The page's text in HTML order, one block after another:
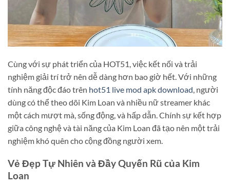
Cùng với sự phát triển của HOT51, việc kết nối và trải
nghiệm giải trí trở nên dễ dàng hơn bao giờ hết. Với những
tính năng độc đáo trên hot51 live mod apk download , người
dùng có thể theo dõi Kim Loan và nhiều nữ streamer khác
một cách mượt mà, sống động, và hấp dẫn. Chính sự kết hợp
giữa công nghệ và tài năng của Kim Loan đã tạo nên một trải
nghiệm khó quên cho cộng đồng người xem.
Vẻ Đẹp Tự Nhiên và Đầy Quyến Rũ của Kim
Loan